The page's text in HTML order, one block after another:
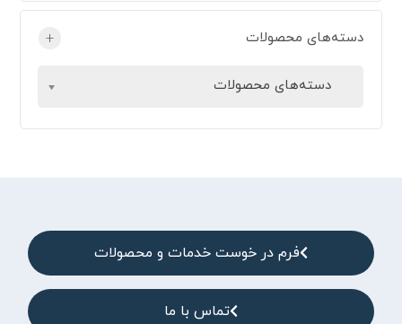
دسته‌های محصولات +
دسته‌های محصولات
فرم در خوست خدمات و محصولات
تماس با ما